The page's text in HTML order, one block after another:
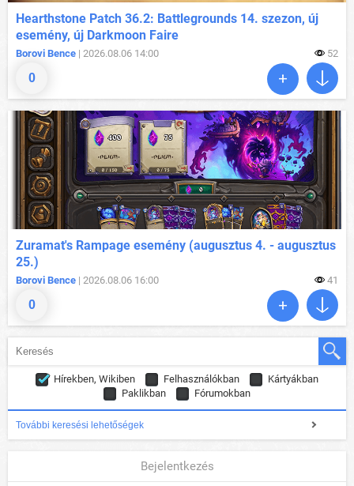
0
Hearthstone Patch 36.2: Battlegrounds 14. szezon, új
esemény, új Darkmoon Faire
Borovi Bence | 2026.08.06 14:00 52
0
Zuramat's Rampage esemény (augusztus 4. - augusztus
25.)
Borovi Bence | 2026.08.06 16:00 41
Hírekben, Wikiben Felhasználókban
Kártyákban
Paklikban
Fórumokban
További keresési lehetőségek
Bejelentkezés